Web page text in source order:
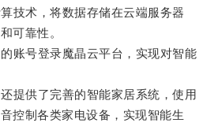
术，将数据存储在云端服务器
可靠性。
号登录魔晶云平台，实现对智能
供了完善的智能家居系统，使用
控制各类家电设备，实现智能生